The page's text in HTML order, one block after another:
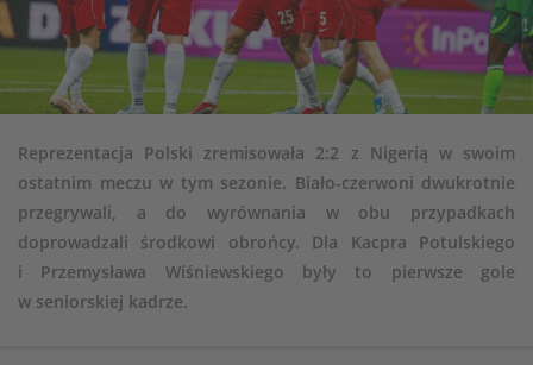
Reprezentacja Polski zremisowała 2:2 z Nigerią w swoim
ostatnim meczu w tym sezonie. Biało-czerwoni dwukrotnie
przegrywali, a do wyrównania w obu przypadkach
doprowadzali środkowi obrońcy. Dla Kacpra Potulskiego
i Przemysława Wiśniewskiego były to pierwsze gole
w seniorskiej kadrze.